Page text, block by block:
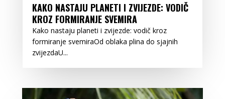
KAKO NASTAJU PLANETI I ZVIJEZDE: VODIČ
KROZ FORMIRANJE SVEMIRA
Kako nastaju planeti i zvijezde: vodič kroz
formiranje svemiraOd oblaka plina do sjajnih
zvijezdaU...